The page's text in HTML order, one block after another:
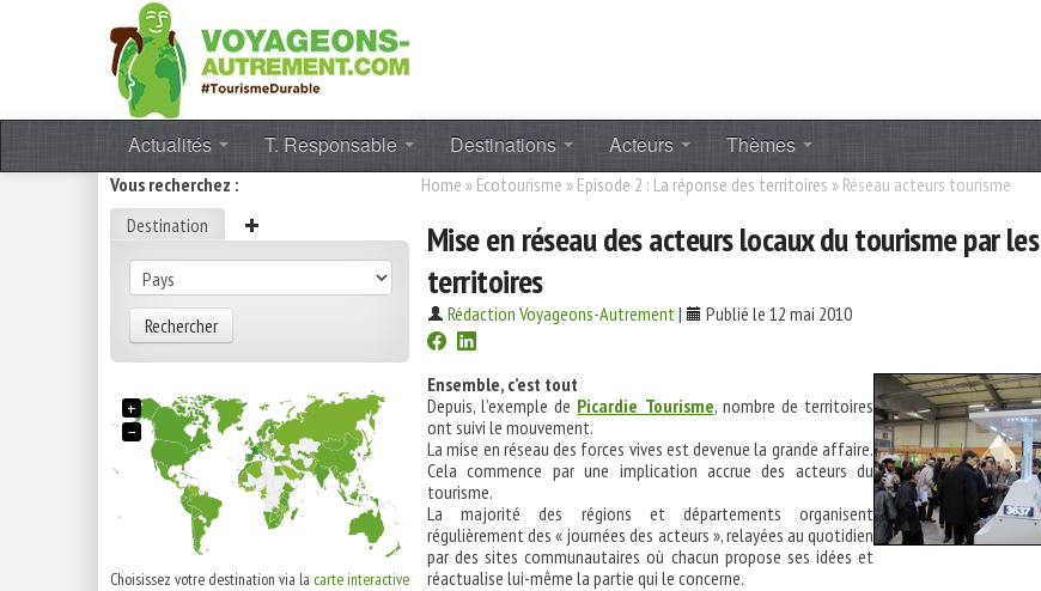
Actualités T. Responsable Destinations Acteurs Thèmes
Vous recherchez :
Destination
Rechercher
+
−
Choisissez votre destination via la carte interactive
Home » Écotourisme » Episode 2 : La réponse des territoires » Réseau acteurs tourisme
Mise en réseau des acteurs locaux du tourisme par les
territoires
Rédaction Voyageons-Autrement| Publié le 12 mai 2010
Ensemble, c’est tout
Depuis, l’exemple de Picardie Tourisme, nombre de territoires
ont suivi le mouvement.
La mise en réseau des forces vives est devenue la grande affaire.
Cela commence par une implication accrue des acteurs du
tourisme.
La majorité des régions et départements organisent
régulièrement des « journées des acteurs », relayées au quotidien
par des sites communautaires où chacun propose ses idées et
réactualise lui-même la partie qui le concerne.